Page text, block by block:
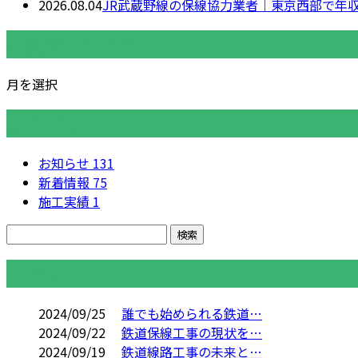
2026.08.04JR武蔵野線の保線協力業者｜東京西部で年
月を選択
お知らせ 131
新着情報 75
施工実績 1
2024/09/25
誰でも始められる鉄道…
2024/09/22
鉄道保線工事の現状を…
2024/09/19
鉄道線路工事の未来と…